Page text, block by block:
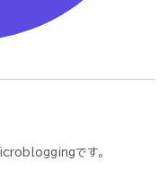
です。